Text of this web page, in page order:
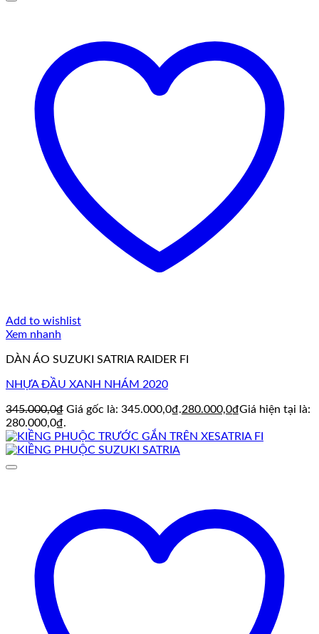
Add to wishlist
Xem nhanh
DÀN ÁO SUZUKI SATRIA RAIDER FI
NHỰA ĐẦU XANH NHÁM 2020
345.000,0₫ Giá gốc là: 345.000,0₫.280.000,0₫Giá hiện tại là:
280.000,0₫.